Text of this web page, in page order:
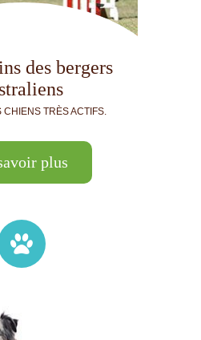
des bergers
CHIENS TRÈS ACTIFS.
plus